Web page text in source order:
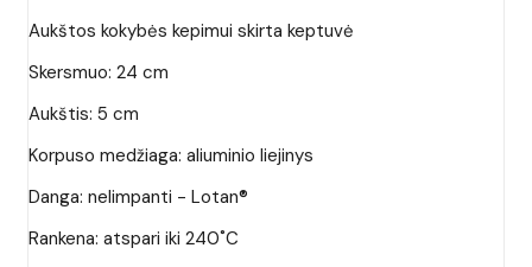
Aukštos kokybės kepimui skirta keptuvė
Skersmuo: 24 cm
Aukštis: 5 cm
Korpuso medžiaga: aliuminio liejinys
Danga: nelimpanti - Lotan®
Rankena: atspari iki 240˚C